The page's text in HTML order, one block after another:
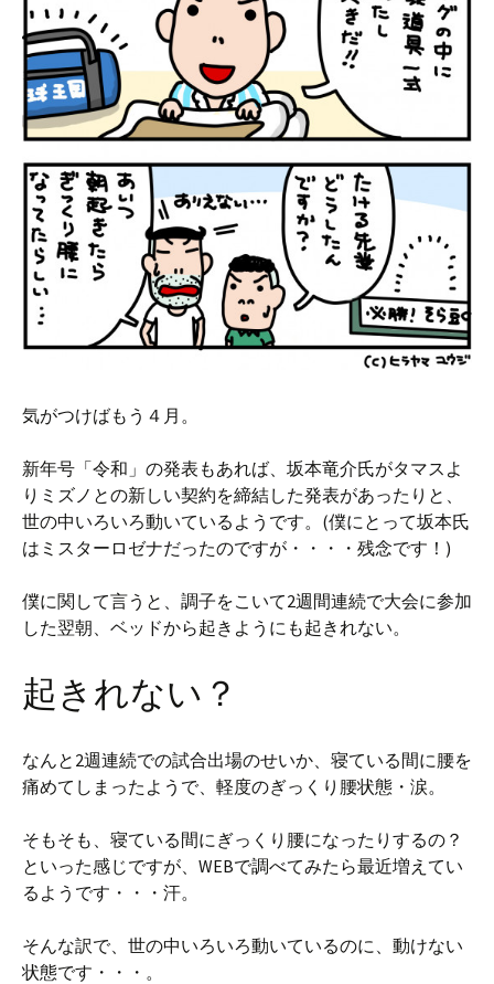
気がつけばもう４月。
新年号「令和」の発表もあれば、坂本竜介氏がタマスよ
りミズノとの新しい契約を締結した発表があったりと、
世の中いろいろ動いているようです。(僕にとって坂本氏
はミスターロゼナだったのですが・・・・残念です！)
僕に関して言うと、調子をこいて2週間連続で大会に参加
した翌朝、ベッドから起きようにも起きれない。
起きれない？
なんと2週連続での試合出場のせいか、寝ている間に腰を
痛めてしまったようで、軽度のぎっくり腰状態・涙。
そもそも、寝ている間にぎっくり腰になったりするの？
といった感じですが、WEBで調べてみたら最近増えてい
るようです・・・汗。
そんな訳で、世の中いろいろ動いているのに、動けない
状態です・・・。